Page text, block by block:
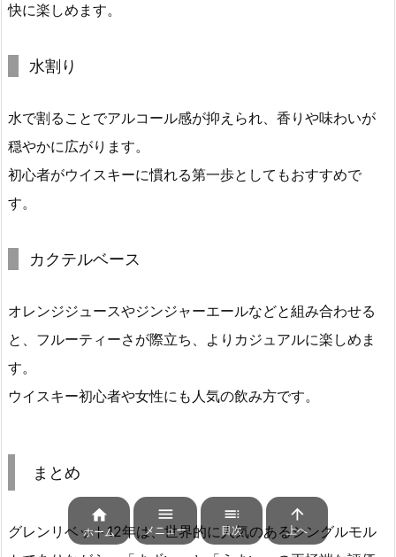
快に楽しめます。
水割り
水で割ることでアルコール感が抑えられ、香りや味わいが
穏やかに広がります。
初心者がウイスキーに慣れる第一歩としてもおすすめで
す。
カクテルベース
オレンジジュースやジンジャーエールなどと組み合わせる
と、フルーティーさが際立ち、よりカジュアルに楽しめま
す。
ウイスキー初心者や女性にも人気の飲み方です。
まとめ
グレンリベット12年は、世界的に人気のあるシングルモル

ホーム

メニュー

目次

上へ